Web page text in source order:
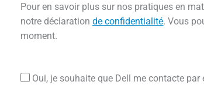
Pour en savoir plus sur nos pratiques en
notre déclarationde confidentialité. Vous
moment.
Oui, je souhaite que Dell me contacte par